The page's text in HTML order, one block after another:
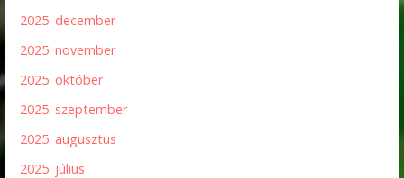
2025. december
2025. november
2025. október
2025. szeptember
2025. augusztus
2025. július